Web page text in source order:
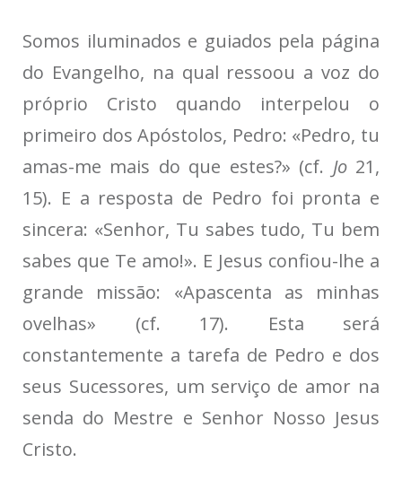
Somos iluminados e guiados pela página
do Evangelho, na qual ressoou a voz do
próprio Cristo quando interpelou o
primeiro dos Apóstolos, Pedro: «Pedro, tu
amas-me mais do que estes?» (cf. Jo21,
15). E a resposta de Pedro foi pronta e
sincera: «Senhor, Tu sabes tudo, Tu bem
sabes que Te amo!». E Jesus confiou-lhe a
grande missão: «Apascenta as minhas
ovelhas» (cf. 17). Esta será
constantemente a tarefa de Pedro e dos
seus Sucessores, um serviço de amor na
senda do Mestre e Senhor Nosso Jesus
Cristo.